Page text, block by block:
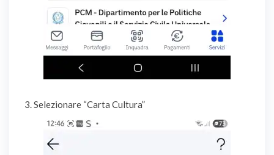
3. Selezionare “Carta Cultura”